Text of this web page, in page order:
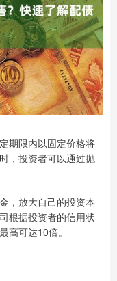
期限内以固定价格将
，投资者可以通过抛
，放大自己的投资本
根据投资者的信用状
高可达10倍。